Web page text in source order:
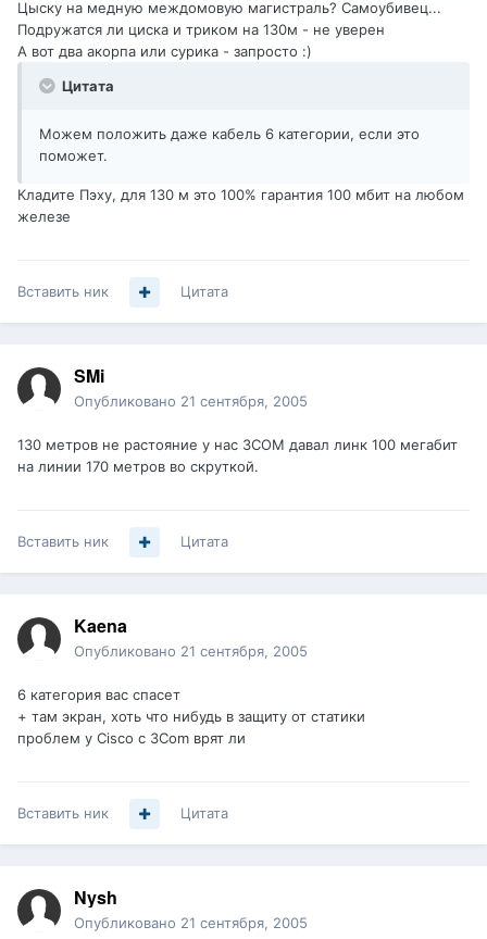
Цыску на медную междомовую магистраль? Самоубивец...
Подружатся ли циска и триком на 130м - не уверен
А вот два акорпа или сурика - запросто :)
Цитата
Можем положить даже кабель 6 категории, если это
поможет.
Кладите Пэху, для 130 м это 100% гарантия 100 мбит на любом
железе
Вставить ник Цитата
SMi
Опубликовано 21 сентября, 2005
130 метров не растояние у нас 3СОМ давал линк 100 мегабит
на линии 170 метров во скруткой.
Вставить ник Цитата
Kaena
Опубликовано 21 сентября, 2005
6 категория вас спасет
+ там экран, хоть что нибудь в защиту от статики
проблем у Cisco с 3Com врят ли
Вставить ник Цитата
Nysh
Опубликовано 21 сентября, 2005